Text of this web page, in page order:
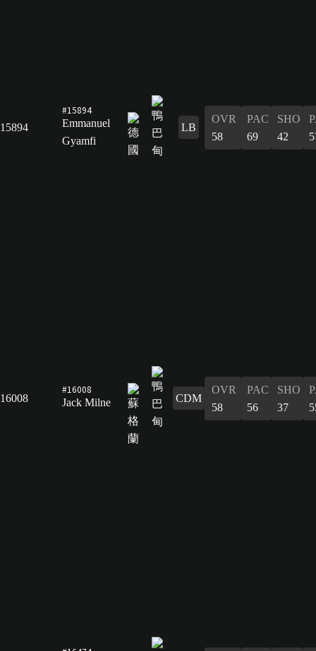
15894
#15894
Emmanuel
Gyamfi
LB
OVR
58
PAC
69
SHO
42
16008
#16008
Jack Milne
CDM
OVR
58
PAC
56
SHO
37